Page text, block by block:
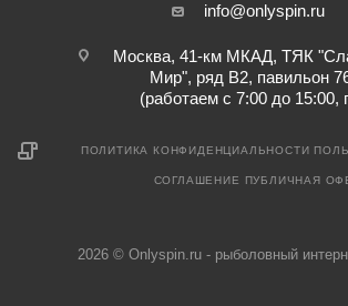
info@onlyspin.ru
Москва, 41-км МКАД, ТЯК
Мир", ряд В2, павильон
(работаем с 7:00 до 15:00,
ПОЛИТИКА КОНФИДЕНЦИАЛЬНОСТИ
СОГЛАШЕНИЕ ПУБЛИЧНАЯ
2026 © Onlyspin.ru - рыболовный